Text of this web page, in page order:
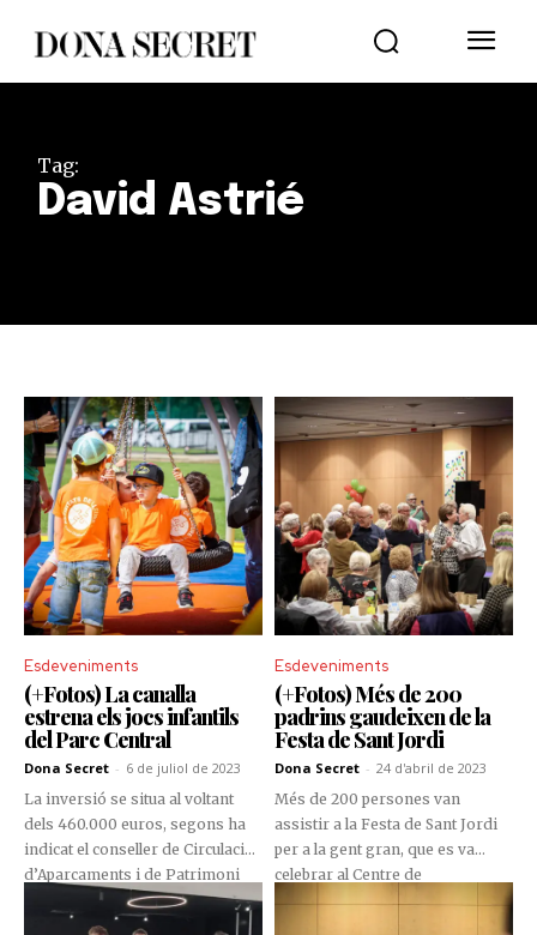
Tag:
David Astrié
Esdeveniments
(+Fotos) La canalla
estrena els jocs infantils
del Parc Central
Dona Secret - 6 de juliol de 2023
La inversió se situa al voltant
dels 460.000 euros, segons ha
indicat el conseller de Circulació,
d’Aparcaments i de Patrimoni
Natural, Gerard Menardia. La
reforma dels jocs infantils del
Esdeveniments
(+Fotos) Més de 200
padrins gaudeixen de la
Festa de Sant Jordi
Dona Secret - 24 d'abril de 2023
Més de 200 persones van
assistir a la Festa de Sant Jordi
per a la gent gran, que es va
celebrar al Centre de